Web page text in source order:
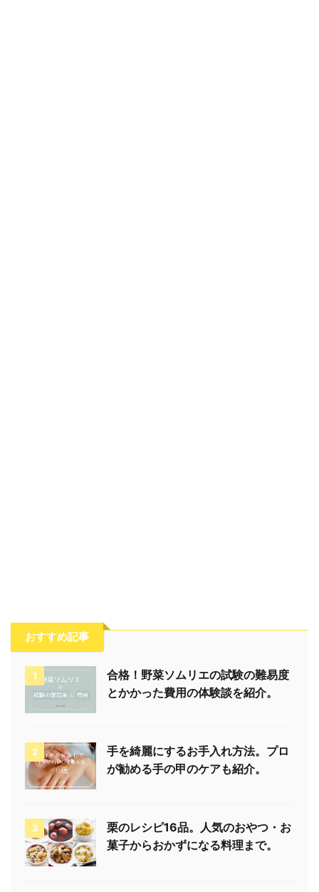
おすすめ記事
1
合格！野菜ソムリエの試験の難易度
とかかった費用の体験談を紹介。
2
手を綺麗にするお手入れ方法。プロ
が勧める手の甲のケアも紹介。
3
栗のレシピ16品。人気のおやつ・お
菓子からおかずになる料理まで。